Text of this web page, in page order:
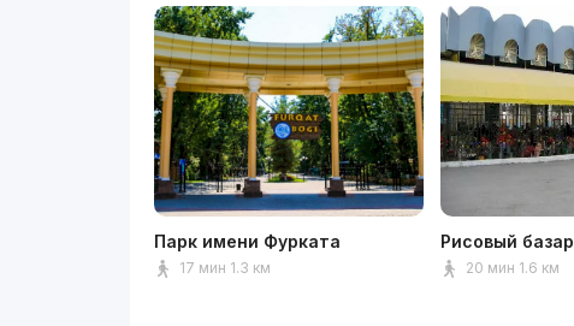
Парк имени Фурката
17 мин 1.3 км
Рисовый базар
20 мин 1.6 км